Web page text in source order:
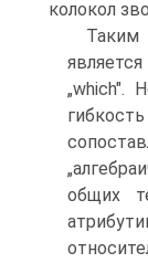
колокол
Таким
„which".
общих